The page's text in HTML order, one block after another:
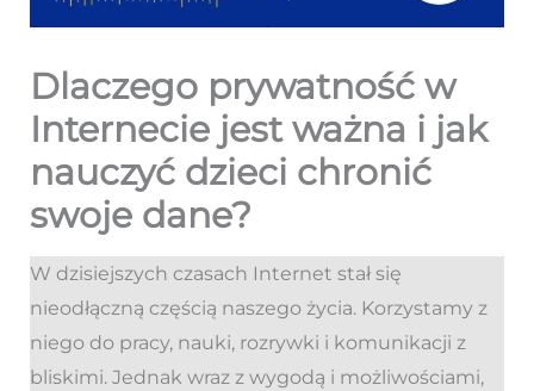
Dlaczego prywatność w
Internecie jest ważna i jak
nauczyć dzieci chronić
swoje dane?
W dzisiejszych czasach Internet stał się
nieodłączną częścią naszego życia. Korzystamy z
niego do pracy, nauki, rozrywki i komunikacji z
bliskimi. Jednak wraz z wygodą i możliwościami,